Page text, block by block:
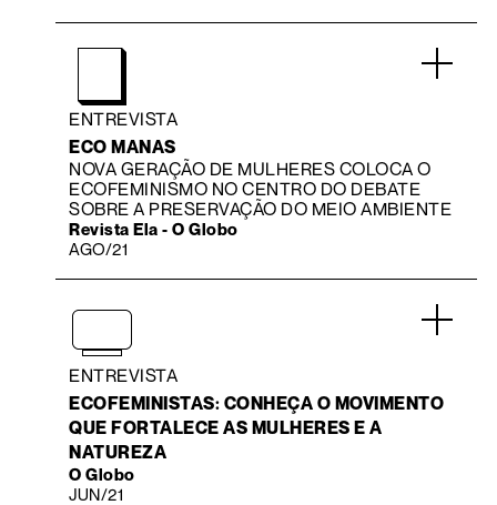
ENTREVISTA
ECO MANAS
NOVA GERAÇÃO DE MULHERES COLOCA O
ECOFEMINISMO NO CENTRO DO DEBATE
SOBRE A PRESERVAÇÃO DO MEIO AMBIENTE
Revista Ela - O Globo
AGO/21
.
ENTREVISTA
ECOFEMINISTAS: CONHEÇA O MOVIMENTO
QUE FORTALECE AS MULHERES E A
NATUREZA
O Globo
JUN/21
.